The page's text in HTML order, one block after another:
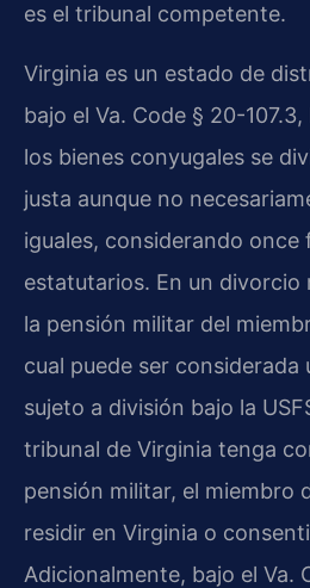
es el tribunal competente.
Virginia es un estado de
bajo el Va. Code § 20-
los bienes conyugales se
justa aunque no
iguales, considerando once
estatutarios. En un divorcio
la pensión militar del
cual puede ser considerada
sujeto a división bajo la
tribunal de Virginia tenga
pensión militar, el miembro
residir en Virginia o
Adicionalmente, bajo el Va.